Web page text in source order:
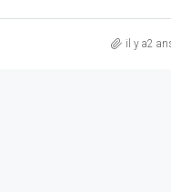
il y a2